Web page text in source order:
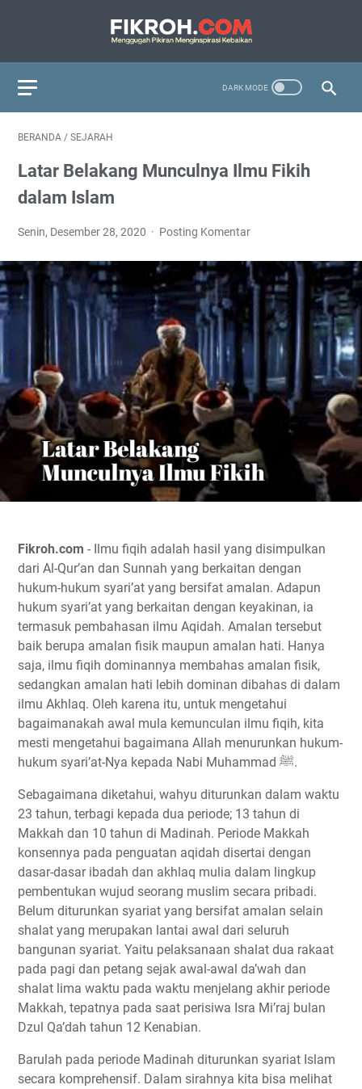
BERANDA / SEJARAH
Latar Belakang Munculnya Ilmu Fikih
dalam Islam
Senin, Desember 28, 2020 Posting Komentar
Fikroh.com - Ilmu fiqih adalah hasil yang disimpulkan
dari Al-Qur’an dan Sunnah yang berkaitan dengan
hukum-hukum syari’at yang bersifat amalan. Adapun
hukum syari’at yang berkaitan dengan keyakinan, ia
termasuk pembahasan ilmu Aqidah. Amalan tersebut
baik berupa amalan fisik maupun amalan hati. Hanya
saja, ilmu fiqih dominannya membahas amalan fisik,
sedangkan amalan hati lebih dominan dibahas di dalam
ilmu Akhlaq. Oleh karena itu, untuk mengetahui
bagaimanakah awal mula kemunculan ilmu fiqih, kita
mesti mengetahui bagaimana Allah menurunkan hukum-
hukum syari’at-Nya kepada Nabi Muhammad ﷺ.
Sebagaimana diketahui, wahyu diturunkan dalam waktu
23 tahun, terbagi kepada dua periode; 13 tahun di
Makkah dan 10 tahun di Madinah. Periode Makkah
konsennya pada penguatan aqidah disertai dengan
dasar-dasar ibadah dan akhlaq mulia dalam lingkup
pembentukan wujud seorang muslim secara pribadi.
Belum diturunkan syariat yang bersifat amalan selain
shalat yang merupakan lantai awal dari seluruh
bangunan syariat. Yaitu pelaksanaan shalat dua rakaat
pada pagi dan petang sejak awal-awal da’wah dan
shalat lima waktu pada waktu menjelang akhir periode
Makkah, tepatnya pada saat perisiwa Isra Mi’raj bulan
Dzul Qa’dah tahun 12 Kenabian.
Barulah pada periode Madinah diturunkan syariat Islam
secara komprehensif. Dalam sirahnya kita bisa melihat